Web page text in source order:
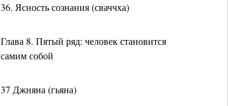
36. Ясность сознания (сваччха)
Глава 8. Пятый ряд: человек становится
самим собой
37 Джняна (гьяна)